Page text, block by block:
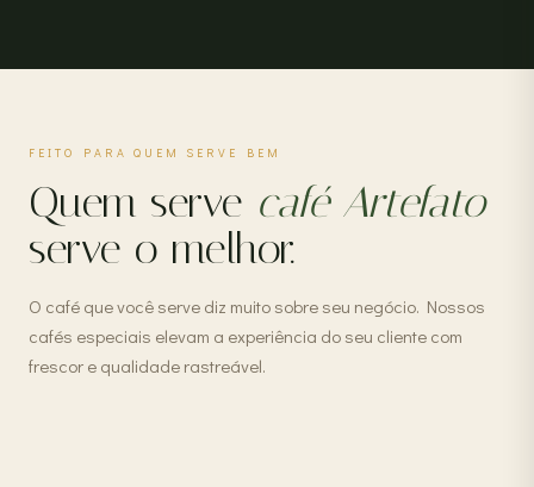
FEITO PARA QUEM SERVE BEM
Quem serve café Artefato
serve o melhor.
O café que você serve diz muito sobre seu negócio. Nossos
cafés especiais elevam a experiência do seu cliente com
frescor e qualidade rastreável.